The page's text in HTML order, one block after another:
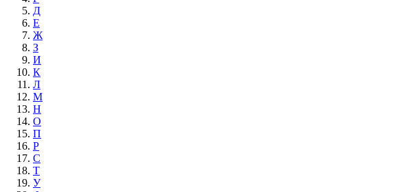
Д
Е
Ж
З
И
К
Л
М
Н
О
П
Р
С
Т
У